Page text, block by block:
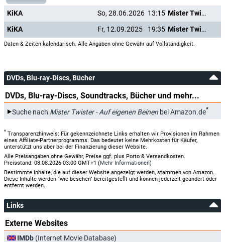
KiKA So, 28.06.2026 13:15
Mister Twister - Auf eigenen Beinen
KiKA
Fr, 12.09.2025 19:35 Mister Twister - Auf eigenen Beinen
Daten & Zeiten kalendarisch. Alle Angaben ohne Gewähr auf Vollständigkeit.
DVDs, Blu-ray-Discs, Bücher
DVDs, Blu-ray-Discs, Soundtracks, Bücher und mehr...
Suche nach Mister Twister - Auf eigenen Beinen bei Amazon.de*
* Transparenzhinweis: Für gekennzeichnete Links erhalten wir Provisionen im Rahmen
eines Affiliate-Partnerprogramms. Das bedeutet keine Mehrkosten für Käufer,
unterstützt uns aber bei der Finanzierung dieser Website.
Alle Preisangaben ohne Gewähr, Preise ggf. plus Porto & Versandkosten.
Preisstand: 08.08.2026 03:00 GMT+1 (Mehr Informationen)
Bestimmte Inhalte, die auf dieser Website angezeigt werden, stammen von Amazon.
Diese Inhalte werden "wie besehen" bereitgestellt und können jederzeit geändert oder
entfernt werden.
Links
Externe Websites
IMDb (Internet Movie Database)